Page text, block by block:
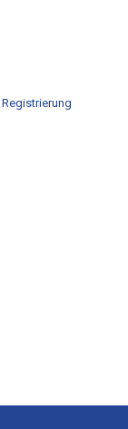
Registrierung